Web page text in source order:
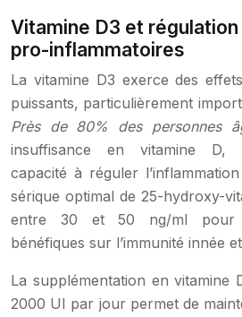
Vitamine D3 et
pro-inflammatoires
La vitamine D3 exerce des
puissants, particulièrement
Près de 80% des personnes
insuffisance en vitamine D,
capacité à réguler
sérique optimal de 25-hydroxy-
entre 30 et 50 ng/ml pour
bénéfiques sur l’immunité innée
La supplémentation en vitamine
2000 UI par jour permet de